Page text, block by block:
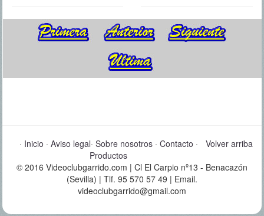
Volver arriba
· Inicio · Aviso legal· Sobre nosotros· Contacto ·
Productos
© 2016 Videoclubgarrido.com | Cl El Carpio nº13 - Benacazón
(Sevilla) | Tlf. 95 570 57 49 | Email.
videoclubgarrido@gmail.com